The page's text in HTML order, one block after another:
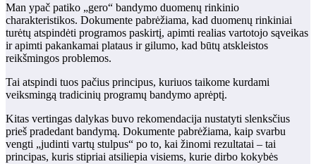
Man ypač patiko „gero“ bandymo duomenų rinkinio
charakteristikos. Dokumente pabrėžiama, kad duomenų rinkiniai
turėtų atspindėti programos paskirtį, apimti realias vartotojo sąveikas
ir apimti pakankamai plataus ir gilumo, kad būtų atskleistos
reikšmingos problemos.
Tai atspindi tuos pačius principus, kuriuos taikome kurdami
veiksmingą tradicinių programų bandymo aprėptį.
Kitas vertingas dalykas buvo rekomendacija nustatyti slenksčius
prieš pradedant bandymą. Dokumente pabrėžiama, kaip svarbu
vengti „judinti vartų stulpus“ po to, kai žinomi rezultatai – tai
principas, kuris stipriai atsiliepia visiems, kurie dirbo kokybės